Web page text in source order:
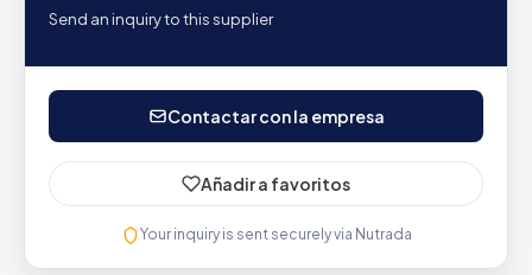
Send an inquiry to this supplier
Contactar con la empresa
Añadir a favoritos
Your inquiry is sent securely via Nutrada